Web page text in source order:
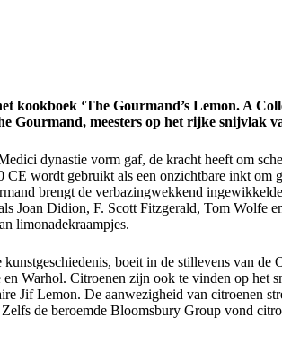
kookboek ‘The Gourmand’s Lemon. A
Gourmand, meesters op het rijke snijvlak
dynastie vorm gaf, de kracht heeft om
wordt gebruikt als een onzichtbare inkt om
brengt de verbazingwekkend
Joan Didion, F. Scott Fitzgerald, Tom Wolfe
limonadekraampjes.
boeit in de stillevens van de
Warhol. Citroenen zijn ook te vinden op het
Jif Lemon. De aanwezigheid van citroenen
de beroemde Bloomsbury Group vond